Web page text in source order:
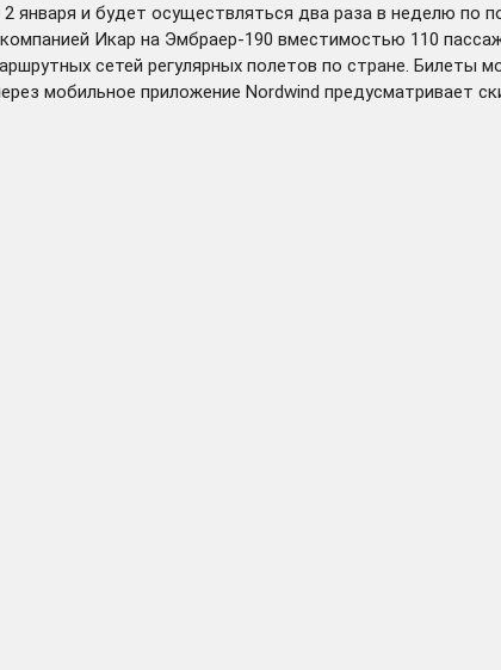
2 января и будет осуществляться два раза в неделю по
Икар на Эмбраер-190 вместимостью 110
сетей регулярных полетов по стране. Билеты
мобильное приложение Nordwind предусматривает